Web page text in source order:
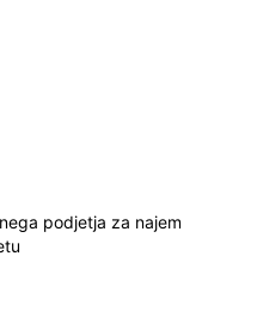
podjetja za najem